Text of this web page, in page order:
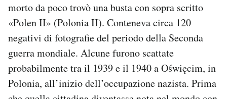
Area Personale
Newsletter
Notifiche mobile
Regala il Post
Hai bisogno di aiuto?
morto da poco trovò una busta con sopra scritto
«Polen II» (Polonia II). Conteneva circa 120
negativi di fotografie del periodo della Seconda
guerra mondiale. Alcune furono scattate
probabilmente tra il 1939 e il 1940 a Oświęcim, in
Polonia, all’inizio dell’occupazione nazista. Prima